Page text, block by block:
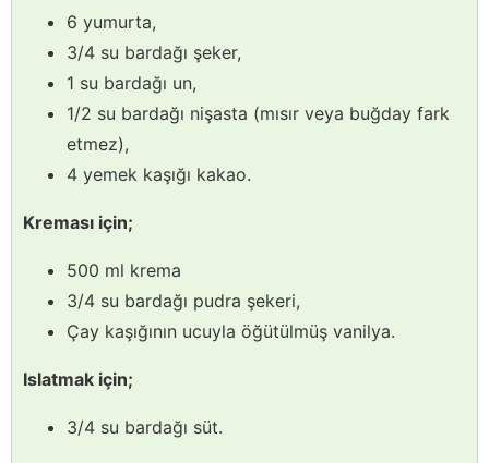
6 yumurta,
3/4 su bardağı şeker,
1 su bardağı un,
1/2 su bardağı nişasta (mısır veya buğday fark
etmez),
4 yemek kaşığı kakao.
Kreması için;
500 ml krema
3/4 su bardağı pudra şekeri,
Çay kaşığının ucuyla öğütülmüş vanilya.
Islatmak için;
3/4 su bardağı süt.